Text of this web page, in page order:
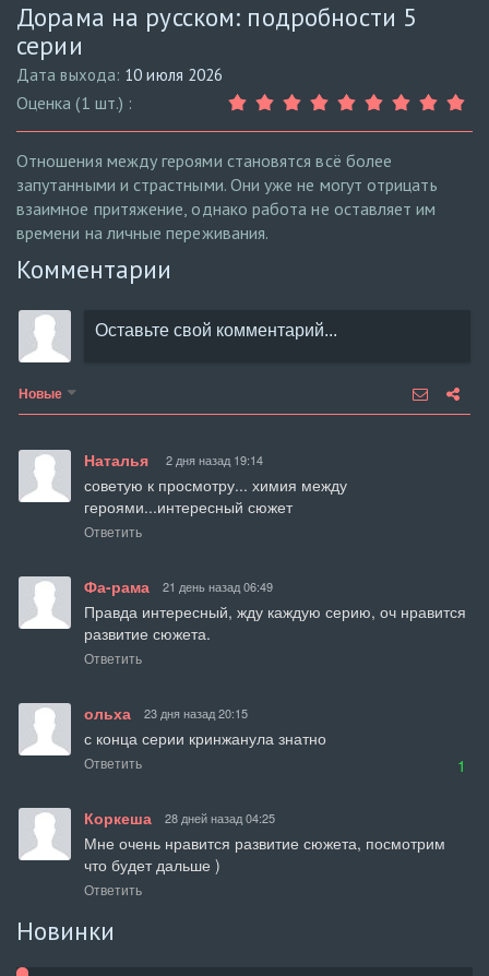
Дорама на русском: подробности 5
серии
Дата выхода: 10 июля 2026
Оценка (1 шт.) :
Отношения между героями становятся всё более
запутанными и страстными. Они уже не могут отрицать
взаимное притяжение, однако работа не оставляет им
времени на личные переживания.
Комментарии
Новые
Наталья 2 дня назад 19:14
советую к просмотру... химия между
героями...интересный сюжет
Ответить
Фа-рама 21 день назад 06:49
Правда интересный, жду каждую серию, оч нравится
развитие сюжета.
Ответить
ольха 23 дня назад 20:15
с конца серии кринжанула знатно
Ответить 1
Коркеша 28 дней назад 04:25
Мне очень нравится развитие сюжета, посмотрим
что будет дальше )
Ответить
Новинки